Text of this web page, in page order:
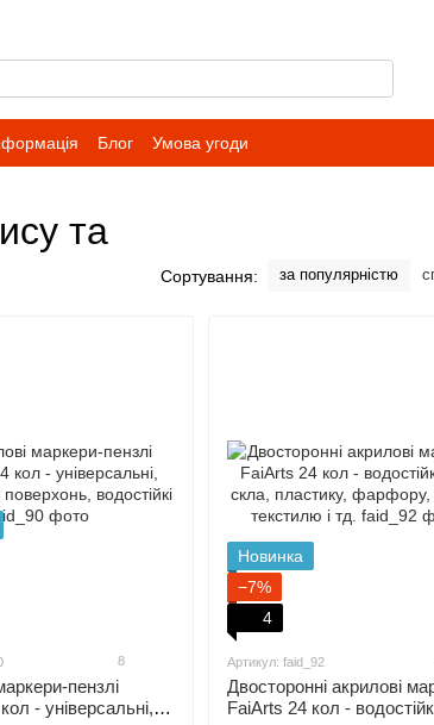
Блог Умова угоди
та
Сортування: за популярністю
8
пензлі
- універсальні,
Новинка
−7%
4
Артикул: faid_92
Двосторонні акрилові
FaiArts 24 кол -